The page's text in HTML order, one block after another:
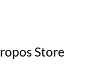
Store